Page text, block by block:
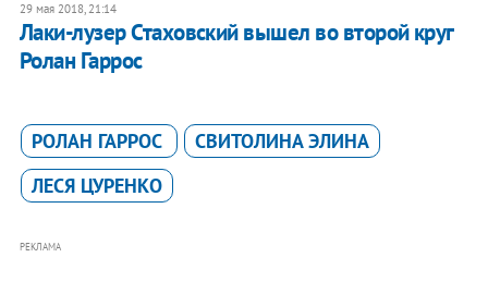
29 мая 2018, 21:14
Лаки-лузер Стаховский вышел во второй круг
Ролан Гаррос
РОЛАН ГАРРОС
СВИТОЛИНА ЭЛИНА
ЛЕСЯ ЦУРЕНКО
РЕКЛАМА